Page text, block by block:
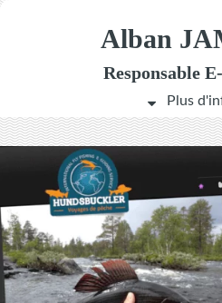
Alban
Responsable